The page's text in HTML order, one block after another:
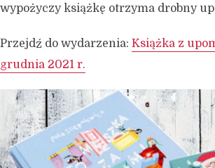
wypożyczy książkę otrzyma drobny
Przejdź do wydarzenia: Książka z
grudnia 2021 r.